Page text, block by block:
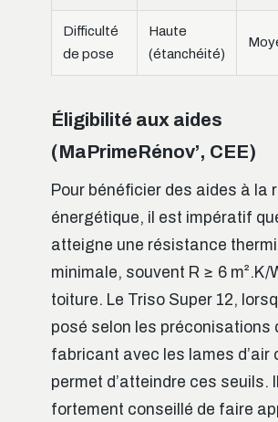
Difficulté
de pose
Haute
(étanchéité)
Éligibilité aux aides
(MaPrimeRénov’, CEE)
Pour bénéficier des aides à la
énergétique, il est impératif
atteigne une résistance
minimale, souvent R ≥ 6 m².K/
toiture. Le Triso Super 12,
posé selon les préconisations
fabricant avec les lames d’air
permet d’atteindre ces seuils.
fortement conseillé de faire